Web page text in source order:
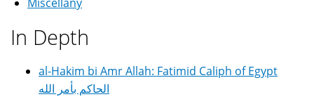
In Depth
al-Hakim bi Amr Allah: Fatimid Caliph of Egypt
الحاكم بأمر الله